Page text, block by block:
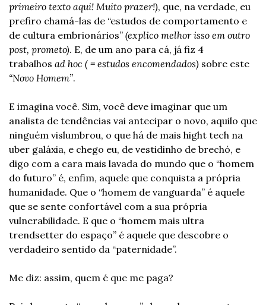
primeiro texto aqui! Muito prazer!), que, na verdade, eu
prefiro chamá-las de “estudos de comportamento e
de cultura embrionários” (explico melhor isso em outro
post, prometo). E, de um ano para cá, já fiz 4
trabalhos ad hoc ( = estudos encomendados)
“Novo Homem”.
E imagina você. Sim, você deve imaginar que um
analista de tendências vai antecipar o novo, aquilo que
ninguém vislumbrou, o que há de mais hight tech na
uber galáxia, e chego eu, de vestidinho de brechó, e
digo com a cara mais lavada do mundo que o “homem
do futuro” é, enfim, aquele que conquista a própria
humanidade. Que o “homem de vanguarda” é aquele
que se sente confortável com a sua própria
vulnerabilidade. E que o “homem mais ultra
trendsetter do espaço” é aquele que descobre o
verdadeiro sentido da “paternidade”.
Me diz: assim, quem é que me paga?